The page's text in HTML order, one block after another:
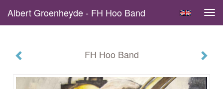
Albert Groenheyde - FH Hoo Band
FH Hoo Band